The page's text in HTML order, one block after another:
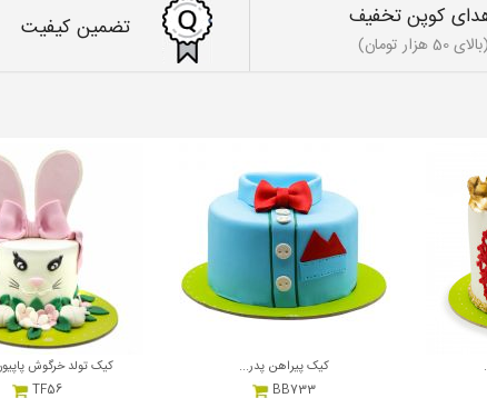
کوپن تخفیف
(بالای 50 هزار تومان)
تضمین کیفیت
کیک پیراهن پدر...
BB733
کیک تولد خرگوش
TF56